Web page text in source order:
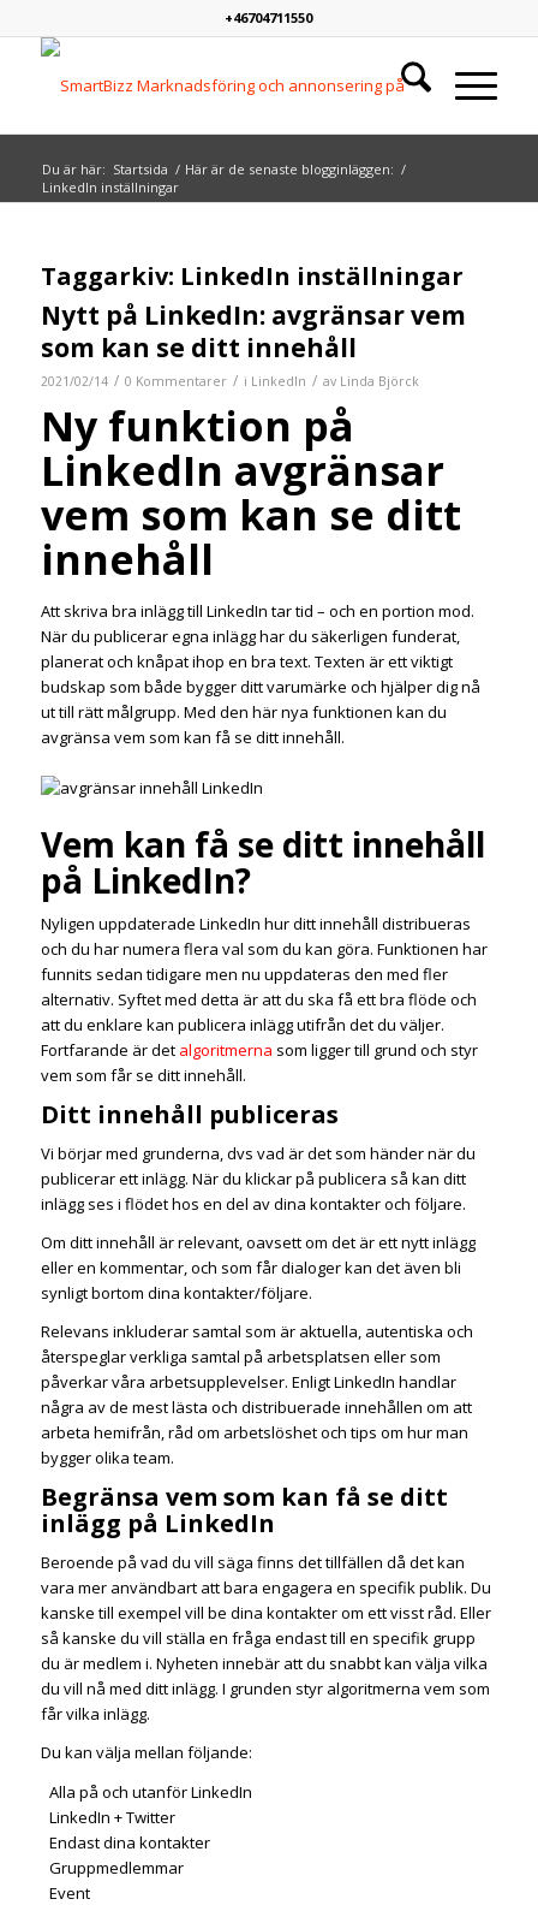
+46704711550
Du är här: Startsida / Här är de senaste blogginläggen: /
LinkedIn inställningar
Taggarkiv: LinkedIn inställningar
Nytt på LinkedIn: avgränsar vem
som kan se ditt innehåll
2021/02/14 / 0 Kommentarer / i LinkedIn / av Linda Björck
Ny funktion på
LinkedIn avgränsar
vem som kan se ditt
innehåll
Att skriva bra inlägg till LinkedIn tar tid – och en portion mod.
När du publicerar egna inlägg har du säkerligen funderat,
planerat och knåpat ihop en bra text. Texten är ett viktigt
budskap som både bygger ditt varumärke och hjälper dig nå
ut till rätt målgrupp. Med den här nya funktionen kan du
avgränsa vem som kan få se ditt innehåll.
Vem kan få se ditt innehåll
på LinkedIn?
Nyligen uppdaterade LinkedIn hur ditt innehåll distribueras
och du har numera flera val som du kan göra. Funktionen har
funnits sedan tidigare men nu uppdateras den med fler
alternativ. Syftet med detta är att du ska få ett bra flöde och
att du enklare kan publicera inlägg utifrån det du väljer.
Fortfarande är det algoritmerna som ligger till grund och styr
vem som får se ditt innehåll.
Ditt innehåll publiceras
Vi börjar med grunderna, dvs vad är det som händer när du
publicerar ett inlägg. När du klickar på publicera så kan ditt
inlägg ses i flödet hos en del av dina kontakter och följare.
Om ditt innehåll är relevant, oavsett om det är ett nytt inlägg
eller en kommentar, och som får dialoger kan det även bli
synligt bortom dina kontakter/följare.
Relevans inkluderar samtal som är aktuella, autentiska och
återspeglar verkliga samtal på arbetsplatsen eller som
påverkar våra arbetsupplevelser. Enligt LinkedIn handlar
några av de mest lästa och distribuerade innehållen om att
arbeta hemifrån, råd om arbetslöshet och tips om hur man
bygger olika team.
Begränsa vem som kan få se ditt
inlägg på LinkedIn
Beroende på vad du vill säga finns det tillfällen då det kan
vara mer användbart att bara engagera en specifik publik. Du
kanske till exempel vill be dina kontakter om ett visst råd. Eller
så kanske du vill ställa en fråga endast till en specifik grupp
du är medlem i. Nyheten innebär att du snabbt kan välja vilka
du vill nå med ditt inlägg. I grunden styr algoritmerna vem som
får vilka inlägg.
Du kan välja mellan följande:
Alla på och utanför LinkedIn
LinkedIn + Twitter
Endast dina kontakter
Gruppmedlemmar
Event